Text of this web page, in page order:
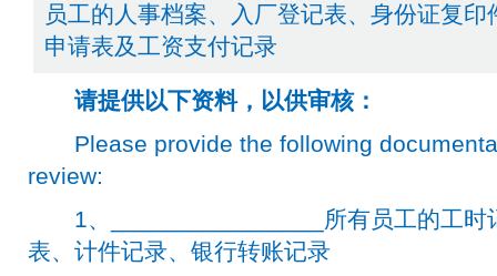
员工的人事档案、入厂登记表、身份证复
申请表及工资支付记录
请提供以下资料，以供审核：
Please provide the following
review:
1、________________所有员工的工时
表、计件记录、银行转账记录